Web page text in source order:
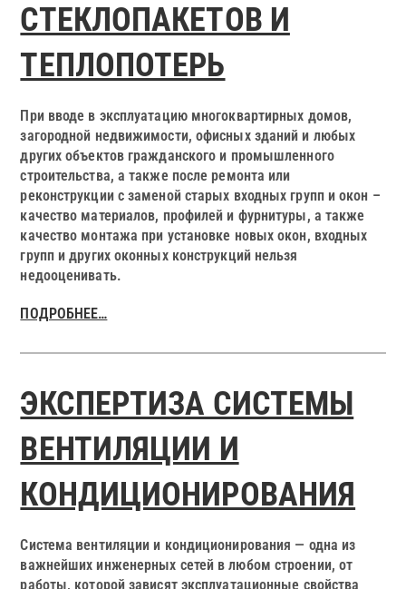
СТЕКЛОПАКЕТОВ И
ТЕПЛОПОТЕРЬ
При вводе в эксплуатацию многоквартирных домов,
загородной недвижимости, офисных зданий и любых
других объектов гражданского и промышленного
строительства, а также после ремонта или
реконструкции с заменой старых входных групп и окон –
качество материалов, профилей и фурнитуры, а также
качество монтажа при установке новых окон, входных
групп и других оконных конструкций нельзя
недооценивать.
ПОДРОБНЕЕ…
ЭКСПЕРТИЗА СИСТЕМЫ
ВЕНТИЛЯЦИИ И
КОНДИЦИОНИРОВАНИЯ
Система вентиляции и кондиционирования — одна из
важнейших инженерных сетей в любом строении, от
работы, которой зависят эксплуатационные свойства